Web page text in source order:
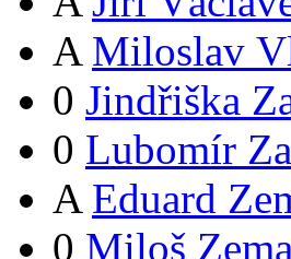
A Miloslav
0 Jindřiška
0 Lubomír
A Eduard
0 Miloš